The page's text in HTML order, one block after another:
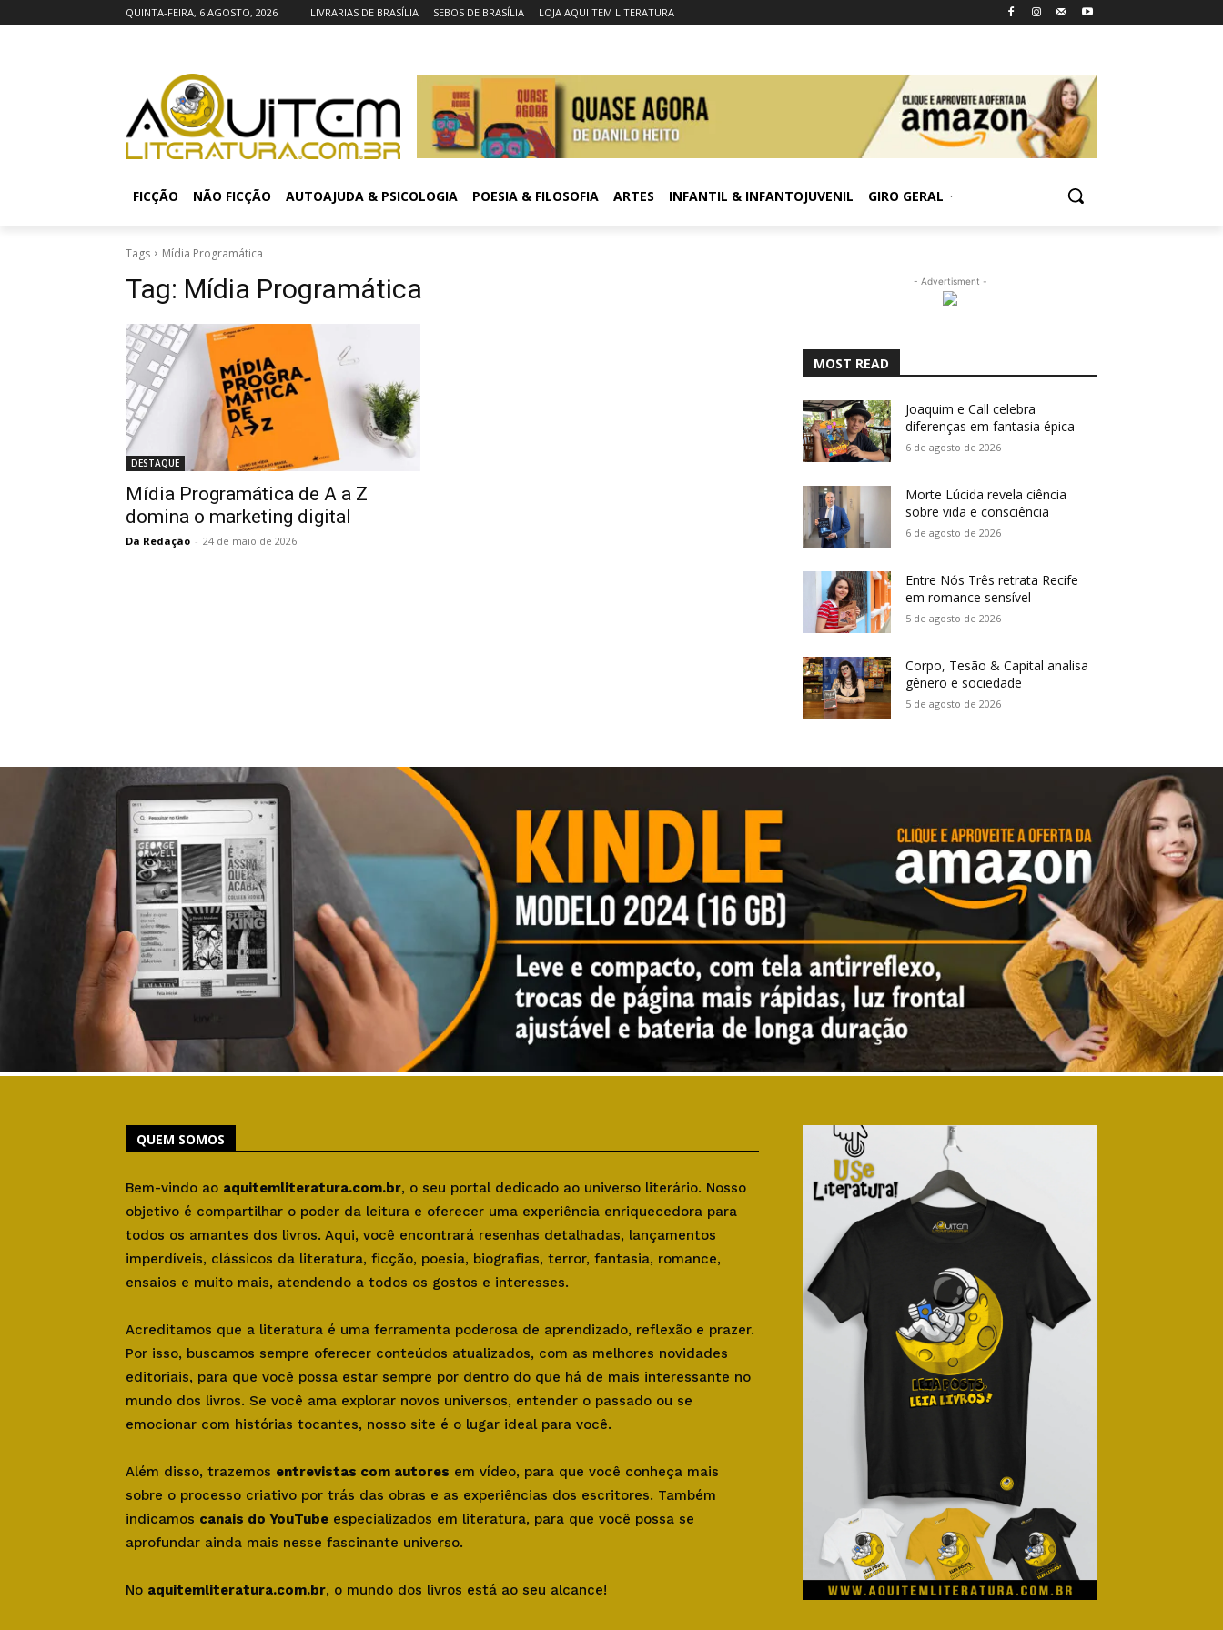
QUINTA-FEIRA, 6 AGOSTO, 2026 LIVRARIAS DE BRASÍLIA SEBOS DE BRASÍLIA LOJA AQUI TEM LITERATURA
FICÇÃO NÃO FICÇÃO AUTOAJUDA & PSICOLOGIA POESIA & FILOSOFIA ARTES INFANTIL & INFANTOJUVENIL GIRO GERAL
Tags Mídia Programática
Tag: Mídia Programática
DESTAQUE
Mídia Programática de A a Z
domina o marketing digital
Da Redação - 24 de maio de 2026
- Advertisment -
MOST READ
Joaquim e Call celebra
diferenças em fantasia épica
6 de agosto de 2026
Morte Lúcida revela ciência
sobre vida e consciência
6 de agosto de 2026
Entre Nós Três retrata Recife
em romance sensível
5 de agosto de 2026
Corpo, Tesão & Capital analisa
gênero e sociedade
5 de agosto de 2026
QUEM SOMOS
Bem-vindo ao aquitemliteratura.com.br, o seu portal dedicado ao universo literário. Nosso
objetivo é compartilhar o poder da leitura e oferecer uma experiência enriquecedora para
todos os amantes dos livros. Aqui, você encontrará resenhas detalhadas, lançamentos
imperdíveis, clássicos da literatura, ficção, poesia, biografias, terror, fantasia, romance,
ensaios e muito mais, atendendo a todos os gostos e interesses.
Acreditamos que a literatura é uma ferramenta poderosa de aprendizado, reflexão e prazer.
Por isso, buscamos sempre oferecer conteúdos atualizados, com as melhores novidades
editoriais, para que você possa estar sempre por dentro do que há de mais interessante no
mundo dos livros. Se você ama explorar novos universos, entender o passado ou se
emocionar com histórias tocantes, nosso site é o lugar ideal para você.
Além disso, trazemos entrevistas com autores em vídeo, para que você conheça mais
sobre o processo criativo por trás das obras e as experiências dos escritores. Também
indicamos canais do YouTube especializados em literatura, para que você possa se
aprofundar ainda mais nesse fascinante universo.
No aquitemliteratura.com.br, o mundo dos livros está ao seu alcance!